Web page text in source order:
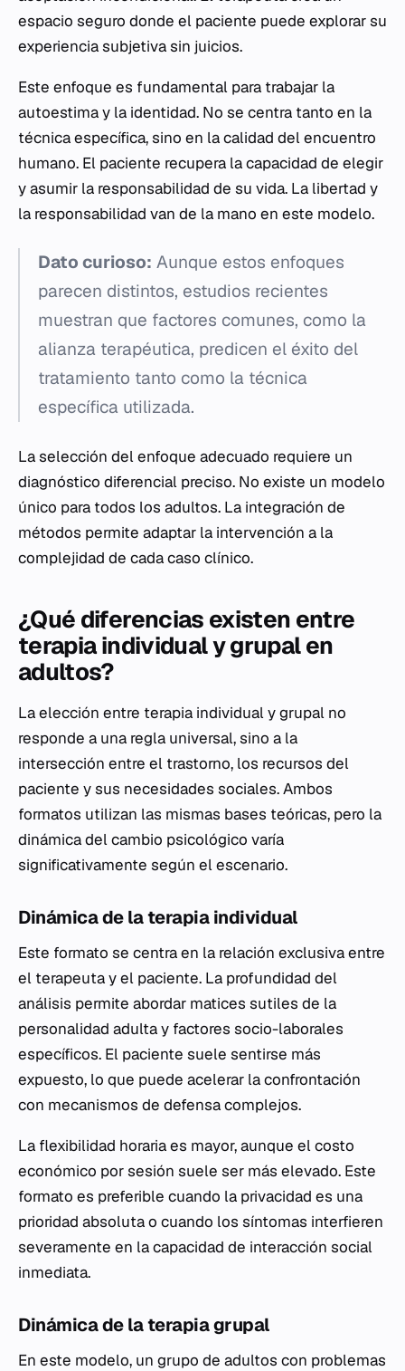
espacio seguro donde el paciente puede explorar su
experiencia subjetiva sin juicios.
Este enfoque es fundamental para trabajar la
autoestima y la identidad. No se centra tanto en la
técnica específica, sino en la calidad del encuentro
humano. El paciente recupera la capacidad de elegir
y asumir la responsabilidad de su vida. La libertad y
la responsabilidad van de la mano en este modelo.
Dato curioso: Aunque estos enfoques
parecen distintos, estudios recientes
muestran que factores comunes, como la
alianza terapéutica, predicen el éxito del
tratamiento tanto como la técnica
específica utilizada.
La selección del enfoque adecuado requiere un
diagnóstico diferencial preciso. No existe un modelo
único para todos los adultos. La integración de
métodos permite adaptar la intervención a la
complejidad de cada caso clínico.
¿Qué diferencias existen entre
terapia individual y grupal en
adultos?
La elección entre terapia individual y grupal no
responde a una regla universal, sino a la
intersección entre el trastorno, los recursos del
paciente y sus necesidades sociales. Ambos
formatos utilizan las mismas bases teóricas, pero la
dinámica del cambio psicológico varía
significativamente según el escenario.
Dinámica de la terapia individual
Este formato se centra en la relación exclusiva entre
el terapeuta y el paciente. La profundidad del
análisis permite abordar matices sutiles de la
personalidad adulta y factores socio-laborales
específicos. El paciente suele sentirse más
expuesto, lo que puede acelerar la confrontación
con mecanismos de defensa complejos.
La flexibilidad horaria es mayor, aunque el costo
económico por sesión suele ser más elevado. Este
formato es preferible cuando la privacidad es una
prioridad absoluta o cuando los síntomas interfieren
severamente en la capacidad de interacción social
inmediata.
Dinámica de la terapia grupal
En este modelo, un grupo de adultos con problemas